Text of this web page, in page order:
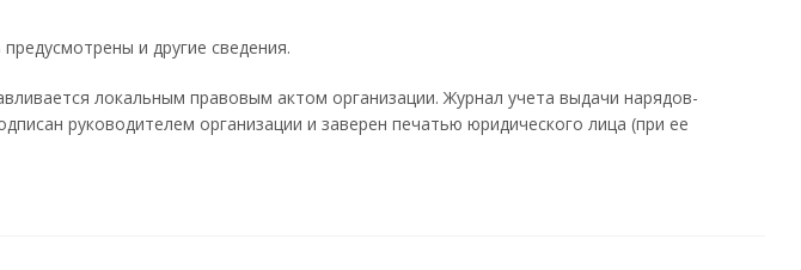
и другие сведения.
локальным правовым актом организации. Журнал учета выдачи нарядов-
руководителем организации и заверен печатью юридического лица (при ее